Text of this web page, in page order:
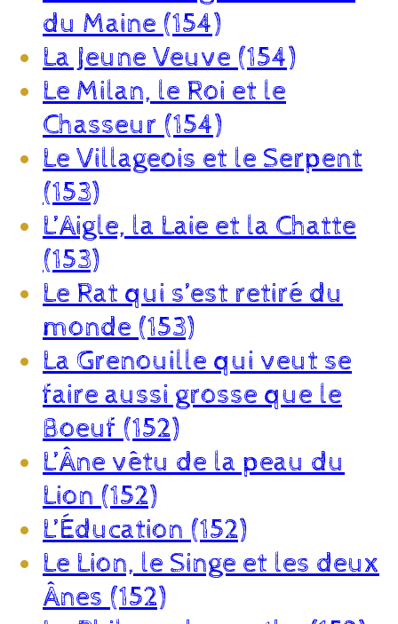
du Maine (154)
La Jeune Veuve (154)
Le Milan, le Roi et le
Chasseur (154)
Le Villageois et le Serpent
(153)
L’Aigle, la Laie et la Chatte
(153)
Le Rat qui s’est retiré du
monde (153)
La Grenouille qui veut se
faire aussi grosse que le
Boeuf (152)
L’Âne vêtu de la peau du
Lion (152)
L’Éducation (152)
Le Lion, le Singe et les deux
Ânes (152)